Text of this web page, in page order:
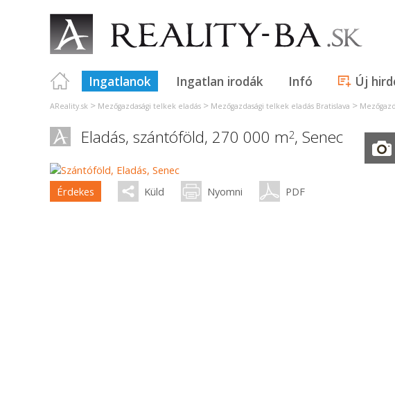
Ingatlanok Ingatlan irodák Infó Új
AReality.sk > Mezőgazdasági telkek eladás > Mezőgazdasági telkek eladás Bratislava >
Eladás, szántóföld, 270 000 m2, Senec
Érdekes Küld Nyomni PDF